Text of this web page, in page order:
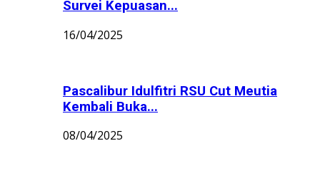
Survei Kepuasan...
16/04/2025
Pascalibur Idulfitri RSU Cut Meutia
Kembali Buka...
08/04/2025